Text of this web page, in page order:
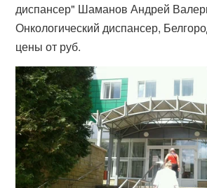
диспансер" Шаманов Андрей
Онкологический диспансер,
цены от руб.